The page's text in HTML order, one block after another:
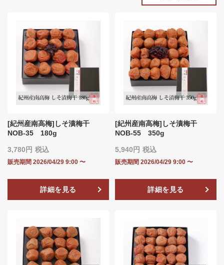
[紀州産南高梅]しそ漬梅干
NOB‐35 180g
3,780 税込
販売期間 2026/04/29 9:00 〜
詳細を見る
[紀州産南高梅]しそ漬梅干
NOB-55 350g
5,940 税込
販売期間 2026/04/29 9:00 〜
詳細を見る